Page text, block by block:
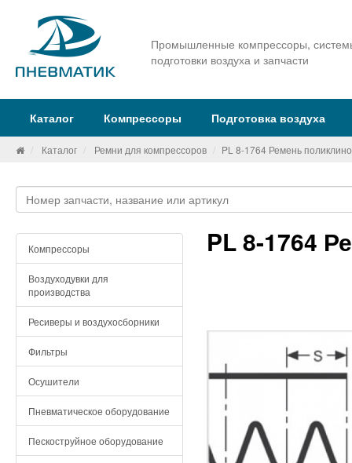
Промышленные компрессоры,
подготовки воздуха и запчасти
Каталог Компрессоры Подготовка воздуха
Каталог Ремни для компрессоров PL 8-1764 Ремень
Компрессоры
Воздуходувки для
производства
Ресиверы и воздухосборники
Фильтры
Осушители
Пневматическое оборудование
Пескоструйное оборудование
PL 8-1764